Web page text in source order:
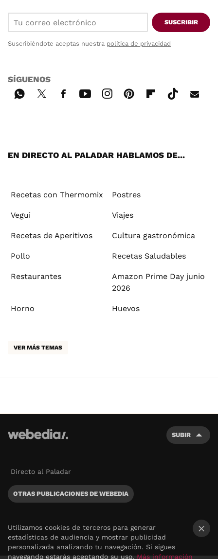
SUSCRIBIR
Suscribiéndote aceptas nuestra política de privacidad
SÍGUENOS
EN DIRECTO AL PALADAR HABLAMOS DE...
Recetas con Thermomix Postres
Vegui Viajes
Recetas de Aperitivos Cultura gastronómica
Pollo Recetas Saludables
Restaurantes
Amazon Prime Day junio
2026
Horno Huevos
VER MÁS TEMAS
SUBIR
Directo al Paladar
OTRAS PUBLICACIONES DE WEBEDIA
Utilizamos cookies de terceros para generar
estadísticas de audiencia y mostrar publicidad
personalizada analizando tu navegación. Si sigues
navegando estarás aceptando su uso.Más información